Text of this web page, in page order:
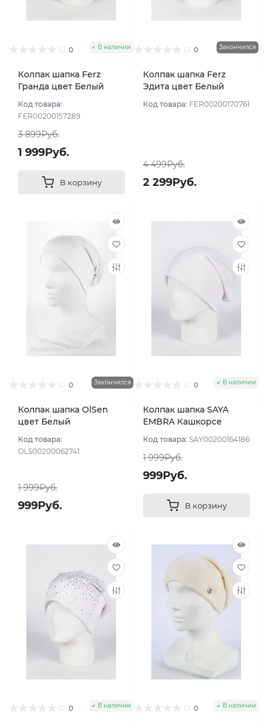
0 В наличии
Колпак шапка Ferz
Гранда цвет Белый
Код товара:
FER00200157289
3 899Руб.
1 999Руб.
В корзину
0 Закончился
Колпак шапка Ferz
Эдита цвет Белый
Код товара: FER00200170761
4 499Руб.
2 299Руб.
0 Закончился
Колпак шапка OlSen
цвет Белый
Код товара:
OLS00200062741
1 999Руб.
999Руб.
0 В наличии
Колпак шапка SAYA
EMBRA Кашкорсе
Код товара: SAY00200164186
1 999Руб.
999Руб.
В корзину
0 В наличии 0 В наличии